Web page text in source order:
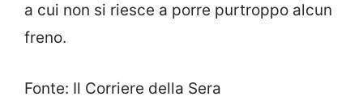
a cui non si riesce a porre purtroppo alcun
freno.
Fonte: Il Corriere della Sera